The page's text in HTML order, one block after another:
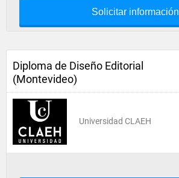
Solicitar información
Diploma de Diseño Editorial
(Montevideo)
Universidad CLAEH